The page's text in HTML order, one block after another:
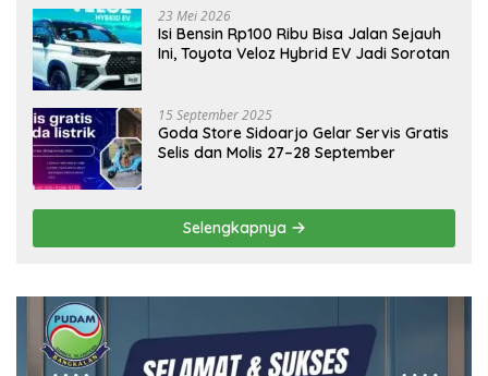
23 Mei 2026
Isi Bensin Rp100 Ribu Bisa Jalan Sejauh
Ini, Toyota Veloz Hybrid EV Jadi Sorotan
15 September 2025
Goda Store Sidoarjo Gelar Servis Gratis
Selis dan Molis 27–28 September
Selengkapnya